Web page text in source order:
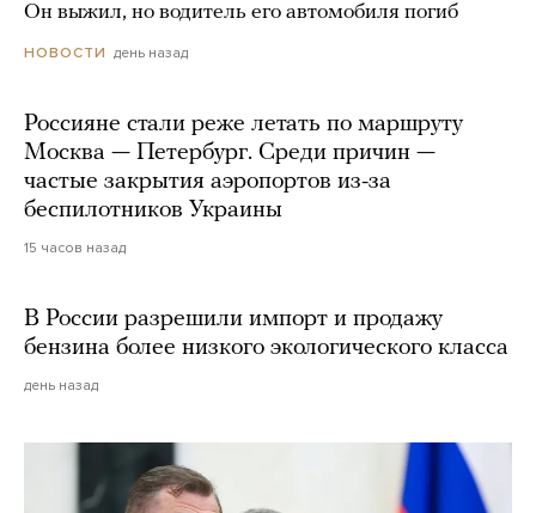
Он выжил, но водитель его автомобиля погиб
НОВОСТИ день назад
Россияне стали реже летать по маршруту
Москва — Петербург. Среди причин —
частые закрытия аэропортов из-за
беспилотников Украины
15 часов назад
В России разрешили импорт и продажу
бензина более низкого экологического класса
день назад